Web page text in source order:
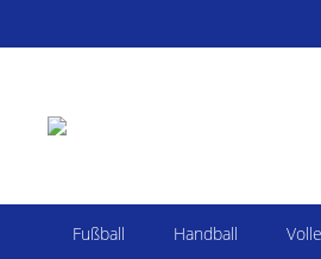
Fußball Handball